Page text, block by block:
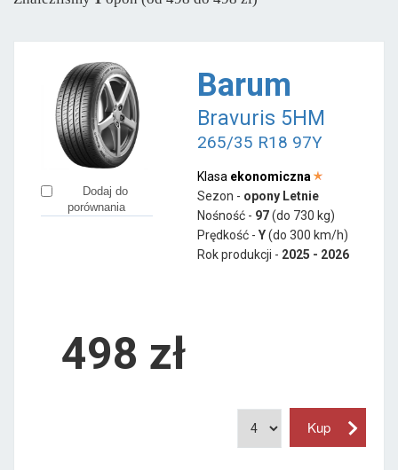
Viking od 697 zł
Dodaj do
porównania
Barum
Bravuris 5HM
265/35 R18 97Y
Klasa ekonomiczna
Sezon - opony Letnie
Nośność - 97(do 730 kg)
Prędkość - Y(do 300 km/h)
Rok produkcji - 2025 - 2026
498 zł